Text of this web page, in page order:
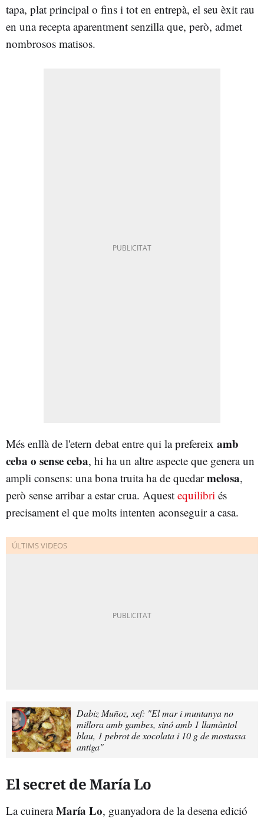
tapa, plat principal o fins i tot en entrepà, el seu èxit rau
en una recepta aparentment senzilla que, però, admet
nombrosos matisos.
Més enllà de l'etern debat entre qui la prefereix amb
ceba o sense ceba, hi ha un altre aspecte que genera un
ampli consens: una bona truita ha de quedarmelosa,
però sense arribar a estar crua. Aquest equilibri és
precisament el que molts intenten aconseguir a casa.
Dabiz Muñoz, xef: "El mar i muntanya no
millora amb gambes, sinó amb 1 llamàntol
blau, 1 pebrot de xocolata i 10 g de mostassa
antiga"
El secret de María Lo
La cuineraMaría Lo, guanyadora de la desena edició